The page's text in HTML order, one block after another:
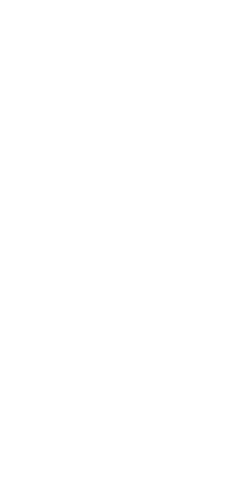
30 juillet 2026